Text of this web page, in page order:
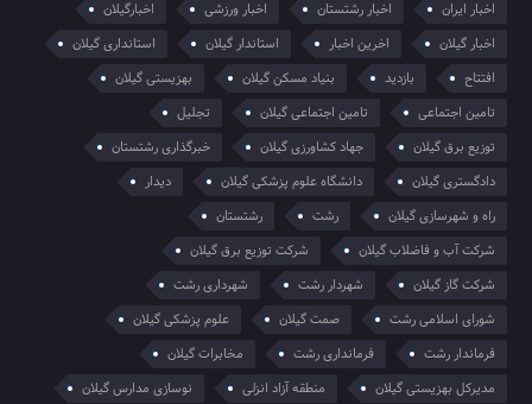
اخبار ایران
اخبار رشتستان اخبار ورزشی
اخبارگیلان
اخبار گیلان
اخرین اخبار استاندار گیلان
استانداری گیلان
افتتاح
بازدید بنیاد مسکن گیلان
بهزیستی گیلان
تامین اجتماعی
تامین اجتماعی گیلان
تجلیل
توزیع برق گیلان
جهاد کشاورزی گیلان
خبرگذاری رشتستان
دادگستری گیلان
دانشگاه علوم پزشکی گیلان
دیدار
راه و شهرسازی گیلان
رشت
رشتستان
شرکت آب و فاضلاب گیلان
شرکت توزیع برق گیلان
شرکت گاز گیلان
شهردار رشت
شهرداری رشت
شورای اسلامی رشت
صمت گیلان
علوم پزشکی گیلان
فرماندار رشت
فرمانداری رشت
مخابرات گیلان
مدیرکل بهزیستی گیلان
منطقه آزاد انزلی نوسازی مدارس گیلان